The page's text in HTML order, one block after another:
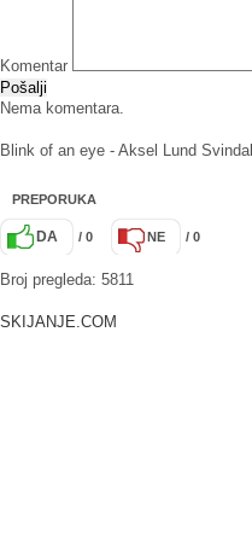
Komentar
Pošalji
Nema komentara.
Blink of an eye - Aksel Lund Svindal
PREPORUKA
DA / 0 NE / 0
Broj pregleda: 5811
SKIJANJE.COM